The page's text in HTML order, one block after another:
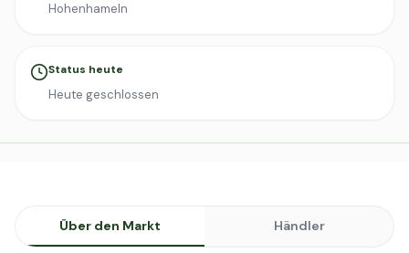
Hohenhameln
Status heute
Heute geschlossen
Über den Markt Händler